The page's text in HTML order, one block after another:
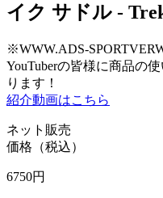
イク サドル -
※WWW.ADS-
YouTuberの皆様に商品の
ります！
紹介動画はこちら
ネット販売
価格（税込）
6750円